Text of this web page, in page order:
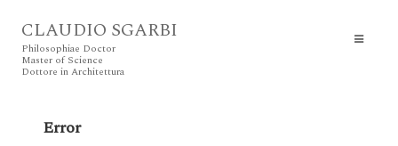
CLAUDIO SGARBI
Philosophiae Doctor
Master of Science
Dottore in Architettura
Error